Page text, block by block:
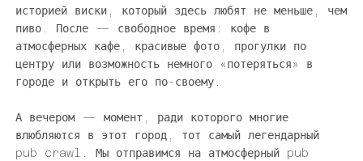
историей виски, который здесь любят не меньше, чем
пиво. После — свободное время: кофе в
атмосферных кафе, красивые фото, прогулки по
центру или возможность немного «потеряться» в
городе и открыть его по-своему.
А вечером — момент, ради которого многие
влюбляются в этот город, тот самый легендарный
pub crawl. Мы отправимся на атмосферный pub